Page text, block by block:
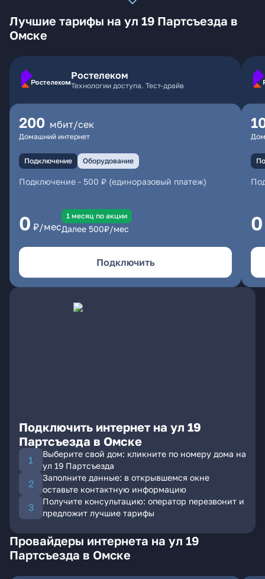
Лучшие тарифы на ул 19 Партсъезда в
Омске
Ростелеком
Технологии доступа. Тест-драйв
200 мбит/сек
Домашний интернет
Подключение Оборудование
Подключение - 500 ₽ (единоразовый платеж)
0 ₽/мес
1 месяц по акции
Далее 500₽/мес
Подключить
0
Подключить интернет на ул 19
Партсъезда в Омске
Выберите свой дом: кликните по номеру дома на
ул 19 Партсъезда
Заполните данные: в открывшемся окне
оставьте контактную информацию
Получите консультацию: оператор перезвонит и
предложит лучшие тарифы
Провайдеры интернета на ул 19
Партсъезда в Омске